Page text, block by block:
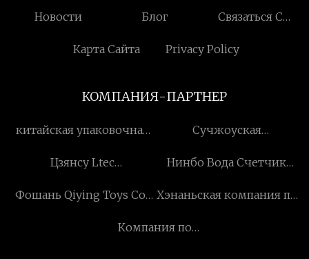
Новости Блог
Связаться С
Карта Сайта
Privacy Policy
КОМПАНИЯ-ПАРТНЕР
китайская упаковочная
Сучжоуская
компания с
Цзянсу Ltec
Нинбо Вода Счетчик
Фошань Qiying Toys Co., Хэнаньская компания по
трубопроводного
Компания по